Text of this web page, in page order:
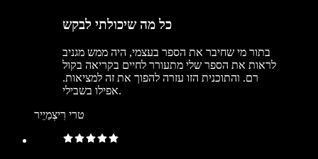
כל מה שיכולתי לבקש
בתור מי שחיבר את הספר בעצמי, היה ממש מגניב
לראות את הספר שלי מתעורר לחיים בקריאה בקול
רם. והתוכנית הזו עזרה להפוך את זה למציאות.
אפילו בשבילי.
טרי רִיצְמַיֵיר